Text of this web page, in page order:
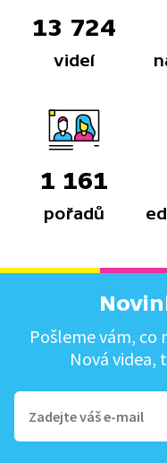
13 724
videí
1 161
pořadů
Pošleme vám, co
Nová videa,